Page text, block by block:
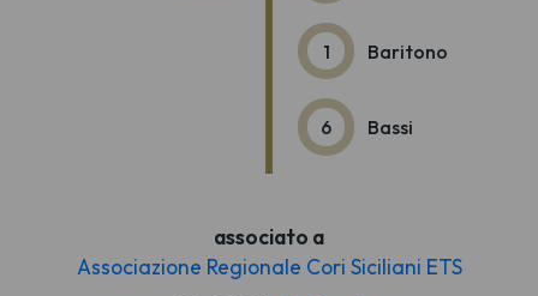
1 Baritono
6 Bassi
associato a
Associazione Regionale Cori Siciliani ETS